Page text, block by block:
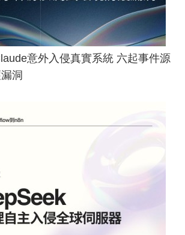
意外入侵真實系統 六起事件源
洞